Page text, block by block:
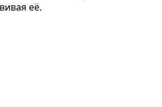
её.